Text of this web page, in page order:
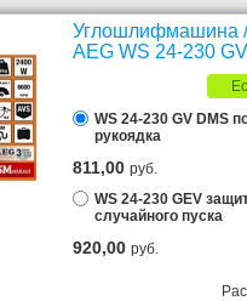
Углошлифмашина /
AEG WS 24-230
WS 24-230 GV DMS
рукоядка
811,00руб.
WS 24-230 GEV
случайного пуска
920,00руб.